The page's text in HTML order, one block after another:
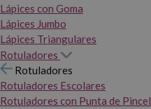
Lápices con Goma
Lápices Jumbo
Lápices Triangulares
Rotuladores
Rotuladores
Rotuladores Escolares
Rotuladores con Punta de Pincel